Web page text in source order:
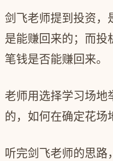
剑飞老师提到投资，
是能赚回来的；而投
笔钱是否能赚回来。
老师用选择学习场地
的，如何在确定花场
听完剑飞老师的思路